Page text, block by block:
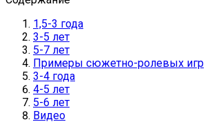
1,5-3 года
3-5 лет
5-7 лет
Примеры сюжетно-ролевых игр
3-4 года
4-5 лет
5-6 лет
Видео